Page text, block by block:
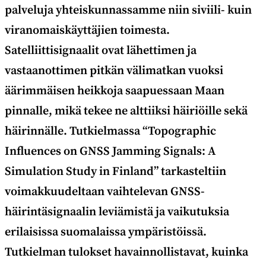
palveluja yhteiskunnassamme niin siviili- kuin
viranomaiskäyttäjien toimesta.
Satelliittisignaalit ovat lähettimen ja
vastaanottimen pitkän välimatkan vuoksi
äärimmäisen heikkoja saapuessaan Maan
pinnalle, mikä tekee ne alttiiksi häiriöille sekä
häirinnälle. Tutkielmassa “Topographic
Influences on GNSS Jamming Signals: A
Simulation Study in Finland” tarkasteltiin
voimakkuudeltaan vaihtelevan GNSS-
häirintäsignaalin leviämistä ja vaikutuksia
erilaisissa suomalaissa ympäristöissä.
Tutkielman tulokset havainnollistavat, kuinka